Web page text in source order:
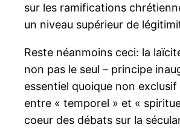
sur les ramifications
un niveau supérieur de
Reste néanmoins ceci: la
non pas le seul – principe
essentiel quoique non
entre « temporel » et «
coeur des débats sur la